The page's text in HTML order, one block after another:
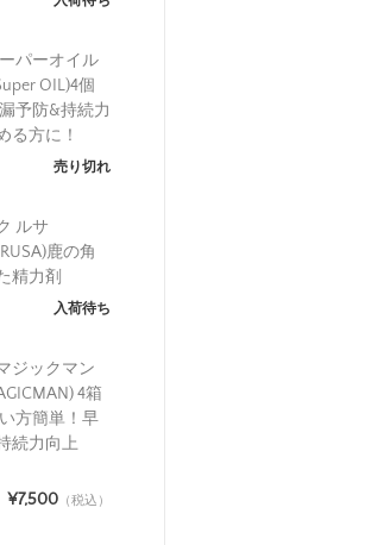
パーオイル
OIL)4個
予防&持続力
る方に！
売り切れ
ルサ
鹿の角
精力剤
入荷待ち
ジックマン
4箱
方簡単！早
続力向上
¥7,500 （税込）